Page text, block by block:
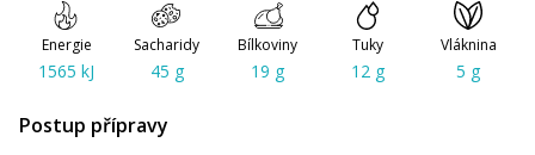
Energie
1565 kJ
Sacharidy
45 g
Bílkoviny
19 g
Tuky
12 g
Vláknina
5 g
Postup přípravy